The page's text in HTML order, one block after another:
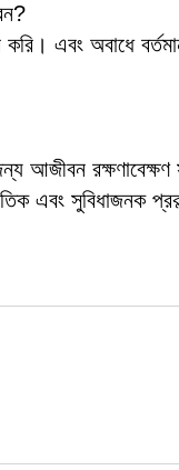
এবং অবাধে
রক্ষণাবেক্ষণ
এবং সুবিধাজনক